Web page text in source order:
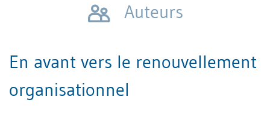
Auteurs
En avant vers le renouvellement
organisationnel